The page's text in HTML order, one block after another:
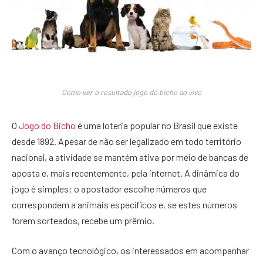
Como ver o resultado jogo do bicho ao vivo
O Jogo do Bicho é uma loteria popular no Brasil que existe
desde 1892. Apesar de não ser legalizado em todo território
nacional, a atividade se mantém ativa por meio de bancas de
aposta e, mais recentemente, pela internet. A dinâmica do
jogo é simples: o apostador escolhe números que
correspondem a animais específicos e, se estes números
forem sorteados, recebe um prêmio.
Com o avanço tecnológico, os interessados em acompanhar